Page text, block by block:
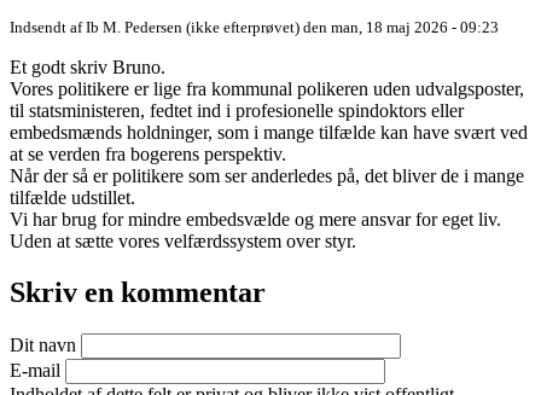
Indsendt afIb M. Pedersen (ikke efterprøvet) den man, 18 maj 2026 - 09:23
Et godt skriv Bruno.
Vores politikere er lige fra kommunal polikeren uden udvalgsposter,
til statsministeren, fedtet ind i profesionelle spindoktors eller
embedsmænds holdninger, som i mange tilfælde kan have svært ved
at se verden fra bogerens perspektiv.
Når der så er politikere som ser anderledes på, det bliver de i mange
tilfælde udstillet.
Vi har brug for mindre embedsvælde og mere ansvar for eget liv.
Uden at sætte vores velfærdssystem over styr.
Skriv en kommentar
Dit navn
E-mail